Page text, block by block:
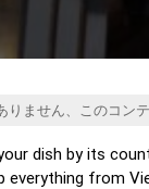
りません、このコ
dish by its
everything from